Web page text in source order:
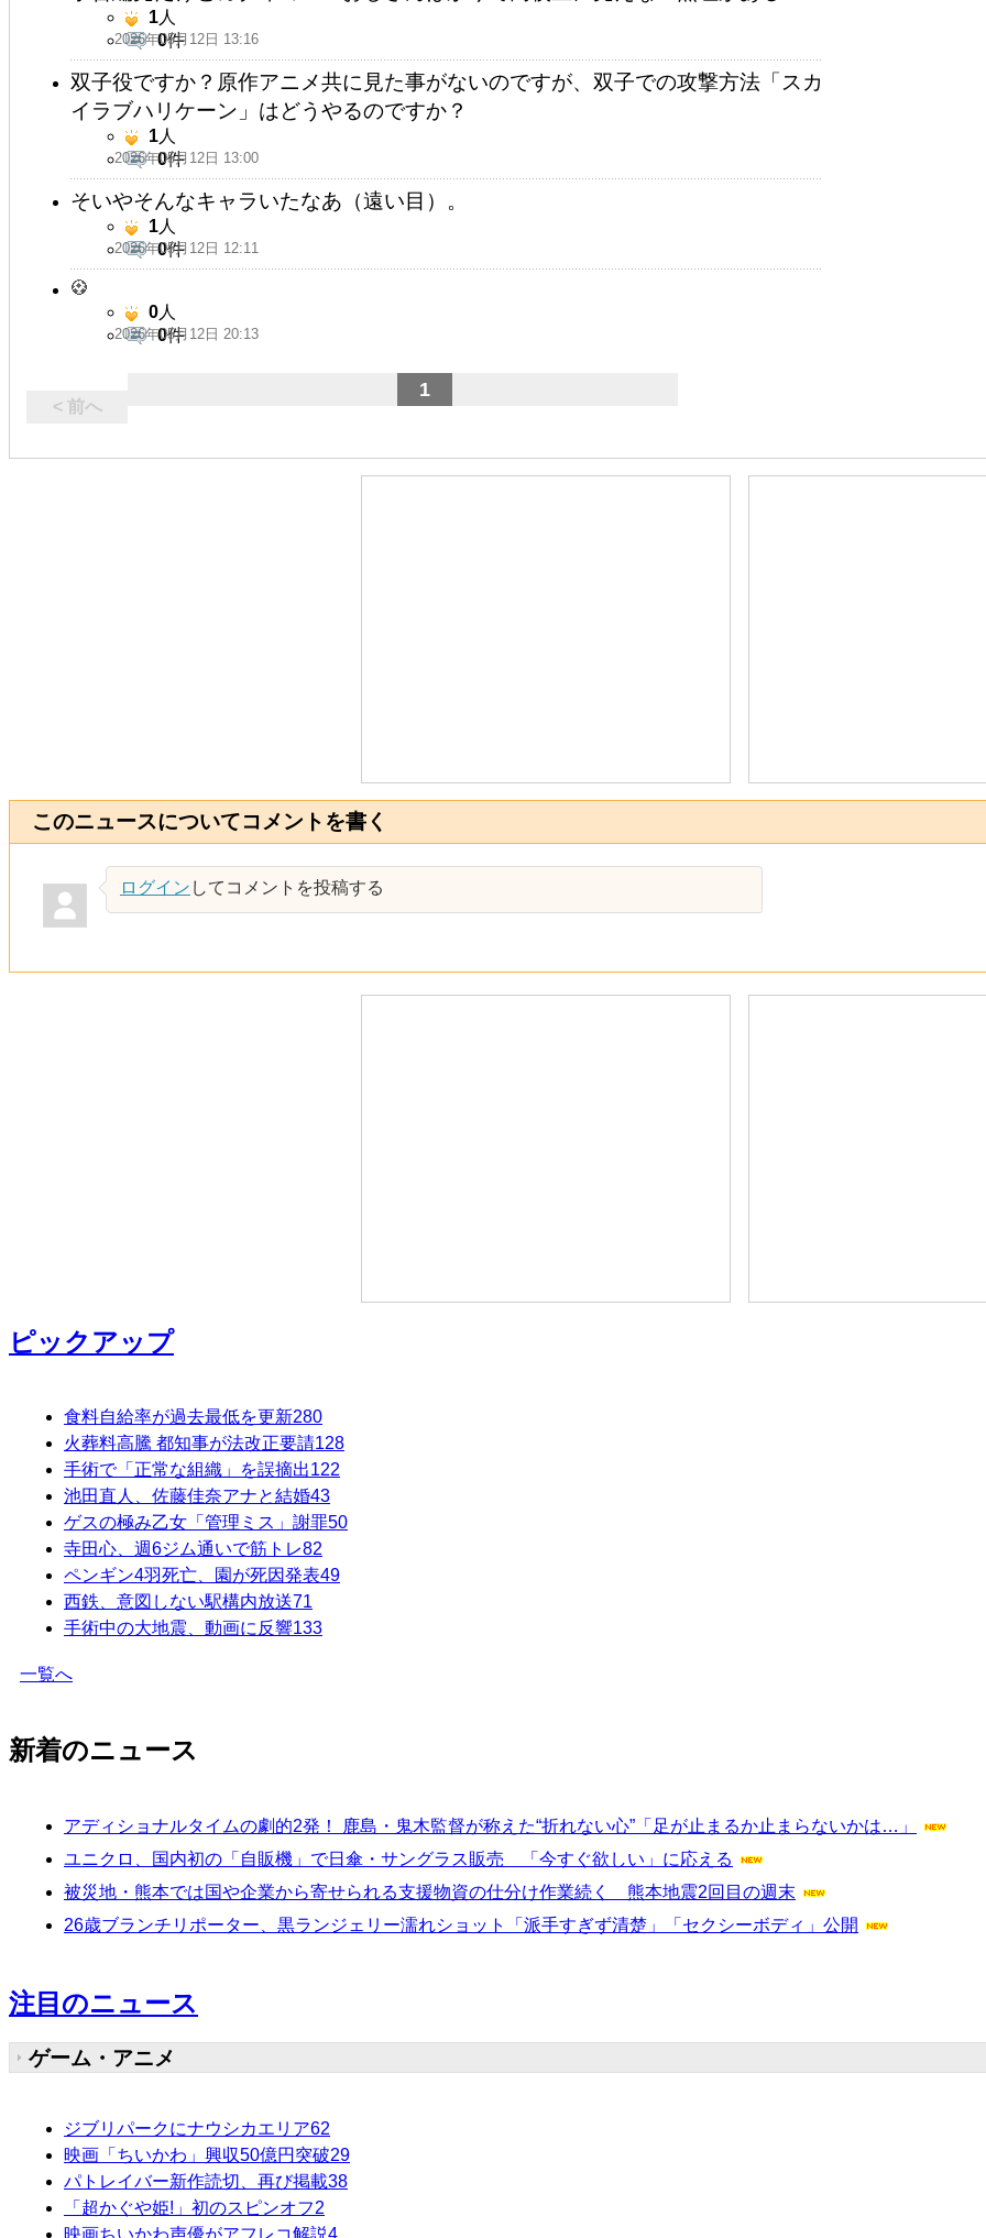
2026年05月12日 13:16
1人
0件
双子役ですか？原作アニメ共に見た事がないのですが、双子での攻撃方法「スカ
イラブハリケーン」はどうやるのですか？
2026年05月12日 13:00
1人
0件
そいやそんなキャラいたなあ（遠い目）。
2026年05月12日 12:11
1人
0件
2026年05月12日 20:13
0人
0件
< 前へ
1
このニュースについてコメントを書く
ログイン してコメントを投稿する
ピックアップ
食料自給率が過去最低を更新280
火葬料高騰 都知事が法改正要請128
手術で「正常な組織」を誤摘出122
池田直人、佐藤佳奈アナと結婚43
ゲスの極み乙女「管理ミス」謝罪50
寺田心、週6ジム通いで筋トレ82
ペンギン4羽死亡、園が死因発表49
西鉄、意図しない駅構内放送71
手術中の大地震、動画に反響133
一覧へ
新着のニュース
アディショナルタイムの劇的2発！ 鹿島・鬼木監督が称えた“折れない心”「足が止まるか止まらないかは…」
ユニクロ、国内初の「自販機」で日傘・サングラス販売 「今すぐ欲しい」に応える
被災地・熊本では国や企業から寄せられる支援物資の仕分け作業続く 熊本地震2回目の週末
26歳ブランチリポーター、黒ランジェリー濡れショット「派手すぎず清楚」「セクシーボディ」公開
注目のニュース
ゲーム・アニメ
ジブリパークにナウシカエリア62
映画「ちいかわ」興収50億円突破29
パトレイバー新作読切、再び掲載38
「超かぐや姫!」初のスピンオフ2